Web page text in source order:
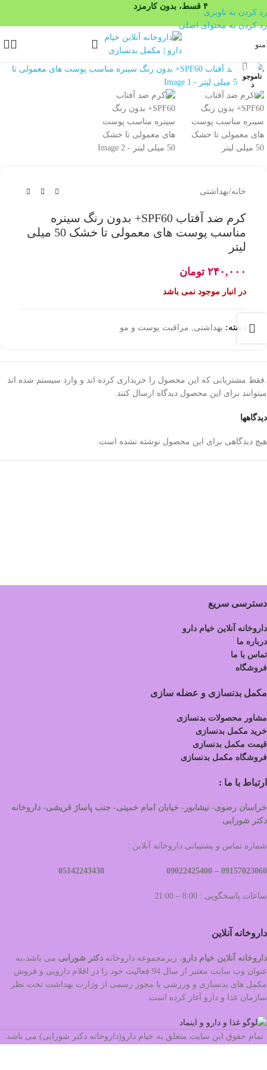
۴ قسط، بدون کارمزد
رد کردن به ناوبری
رد کردن به محتوای اصلی
منو
ناموجو
د
بزرگنمایی تصویر
خانه/بهداشتی
کرم ضد آفتاب SPF60+ بدون رنگ سینره
مناسب پوست های معمولی تا خشک 50 میلی
لیتر
۲۴۰,۰۰۰ تومان
در انبار موجود نمی باشد
دسته: بهداشتی, مراقبت پوست و مو
دیدگاهها
هیچ دیدگاهی برای این محصول نوشته نشده است.
.فقط مشتریانی که این محصول را خریداری کرده اند و وارد سیستم شده اند
میتوانند برای این محصول دیدگاه ارسال کنند.
دسترسی سریع
داروخانه آنلاین خیام دارو
درباره ما
تماس با ما
فروشگاه
مکمل بدنسازی و عضله سازی
مشاور محصولات بدنسازی
خرید مکمل بدنسازی
قیمت مکمل بدنسازی
فروشگاه مکمل بدنسازی
ارتباط با ما :
خراسان رضوی- نیشابور- خیابان امام خمینی- جنب پاساژ قریشی- داروخانه
دکتر شورابی
شماره تماس و پشتیبانی داروخانه آنلاین :
09157023060 –
ساعات پاسخگویی : 8:00 – 21:00
داروخانه آنلاین
داروخانه آنلاین خیام دارو، زیرمجموعه داروخانه دکتر شورابی می باشد،به
عنوان وب سایت معتبر از سال 94 فعالیت خود را در اقلام دارویی و فروش
مکمل های بدنسازی و ورزشی با مجوز رسمی از وزارت بهداشت تحت نظر
سازمان غذا و دارو آغاز کرده است.
تمام حقوق این سایت متعلق به خیام دارو(داروخانه دکتر شورابی) می باشد.